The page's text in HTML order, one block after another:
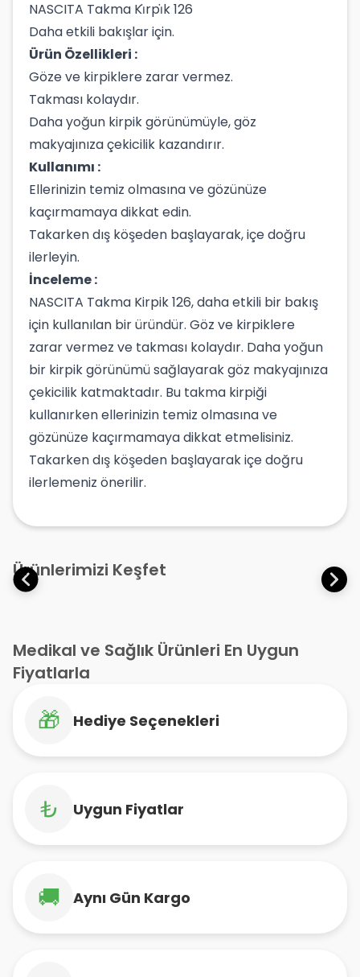
NASCITA Takma Ki̇rpi̇k 126
Daha etkili bakışlar için.
Ürün Özellikleri :
Göze ve kirpiklere zarar vermez.
Takması kolaydır.
Daha yoğun kirpik görünümüyle, göz
makyajınıza çekicilik kazandırır.
Kullanımı :
Ellerinizin temiz olmasına ve gözünüze
kaçırmamaya dikkat edin.
Takarken dış köşeden başlayarak, içe doğru
ilerleyin.
İnceleme :
NASCITA Takma Kirpik 126, daha etkili bir bakış
için kullanılan bir üründür. Göz ve kirpiklere
zarar vermez ve takması kolaydır. Daha yoğun
bir kirpik görünümü sağlayarak göz makyajınıza
çekicilik katmaktadır. Bu takma kirpiği
kullanırken ellerinizin temiz olmasına ve
gözünüze kaçırmamaya dikkat etmelisiniz.
Takarken dış köşeden başlayarak içe doğru
ilerlemeniz önerilir.
Ürünlerimizi Keşfet
Medikal ve Sağlık Ürünleri En Uygun
Fiyatlarla
🎁 Hediye Seçenekleri
₺ Uygun Fiyatlar
🚚 Aynı Gün Kargo